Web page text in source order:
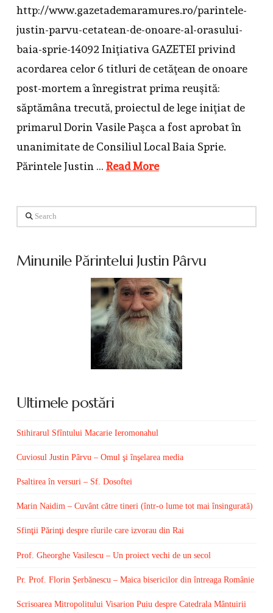
http://www.gazetademaramures.ro/parintele-
justin-parvu-cetatean-de-onoare-al-orasului-
baia-sprie-14092 Iniţiativa GAZETEI privind
acordarea celor 6 titluri de cetăţean de onoare
post-mortem a înregistrat prima reuşită:
săptămâna trecută, proiectul de lege iniţiat de
primarul Dorin Vasile Paşca a fost aprobat în
unanimitate de Consiliul Local Baia Sprie.
Părintele Justin … Read More
Search
Minunile Părintelui Justin Pârvu
Ultimele postări
Stihirarul Sfîntului Macarie Ieromonahul
Cuviosul Justin Pârvu – Omul şi înşelarea media
Psaltirea în versuri – Sf. Dosoftei
Marin Naidim – Cuvânt către tineri (într-o lume tot mai însingurată)
Sfinţii Părinţi despre rîurile care izvorau din Rai
Prof. Gheorghe Vasilescu – Un proiect vechi de un secol
Pr. Prof. Florin Şerbănescu – Maica bisericilor din întreaga Românie
Scrisoarea Mitropolitului Visarion Puiu despre Catedrala Mântuirii